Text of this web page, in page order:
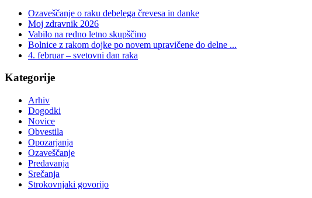
Ozaveščanje o raku debelega črevesa in danke
Moj zdravnik 2026
Vabilo na redno letno skupščino
Bolnice z rakom dojke po novem upravičene do delne ...
4. februar – svetovni dan raka
Kategorije
Arhiv
Dogodki
Novice
Obvestila
Opozarjanja
Ozaveščanje
Predavanja
Srečanja
Strokovnjaki govorijo